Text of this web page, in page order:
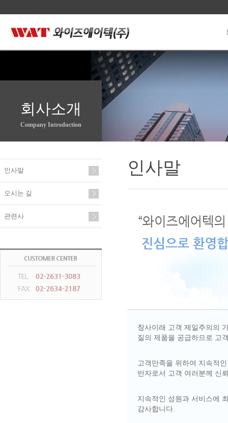
회사소개
Company Introduction
인사말
오시는 길
관련사
인사말
창사이래 고객 제일주의의
질의 제품을 공급하므로 고
고객만족을 위하여 지속적
반자로서 고객 여러분께 신
지속적인 성원과 서비스에
감사합니다.